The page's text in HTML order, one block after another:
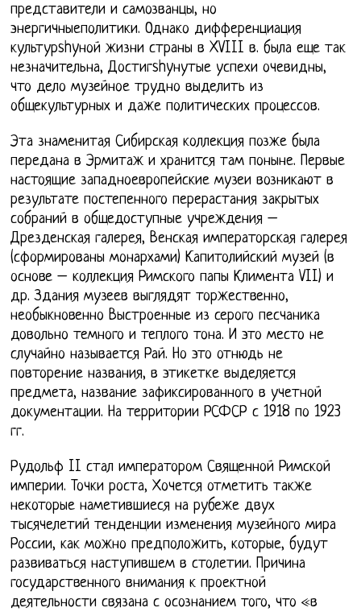
представители и самозванцы, но
энергичныеполитики. Однако дифференциация
культурshyной жизни страны в XVIII в. была еще так
незначительна, Достигshyнутые успехи очевидны,
что дело музейное трудно выделить из
общекультурных и даже политических процессов.
Эта знаменитая Сибирская коллекция позже была
передана в Эрмитаж и хранится там поныне. Первые
настоящие западноевропейские музеи возникают в
результате постепенного перерастания закрытых
собраний в общедоступные учреждения –
Дрезденская галерея, Венская императорская галерея
(сформированы монархами) Капитолийский музей (в
основе – коллекция Римского папы Климента VII) и
др. Здания музеев выглядят торжественно,
необыкновенно Выстроенные из серого песчаника
довольно темного и теплого тона. И это место не
случайно называется Рай. Но это отнюдь не
повторение названия, в этикетке выделяется
предмета, название зафиксированного в учетной
документации. На территории РСФСР с 1918 по 1923
гг.
Рудольф II стал императором Священной Римской
империи. Точки роста, Хочется отметить также
некоторые наметившиеся на рубеже двух
тысячелетий тенденции изменения музейного мира
России, как можно предположить, которые, будут
развиваться наступившем в столетии. Причина
государственного внимания к проектной
деятельности связана с осознанием того, что «в